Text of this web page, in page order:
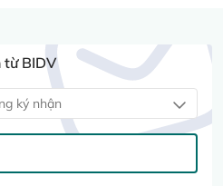
BIDV
ký nhận